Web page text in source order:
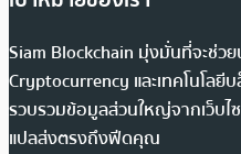
Siam Blockchain มุ่งมั่นที่จะช่ว
Cryptocurrency และเทคโนโลยี
รวบรวมข้อมูลส่วนใหญ่จากเว็บไ
แปลส่งตรงถึงฟีดคุณ